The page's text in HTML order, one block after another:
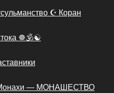
☪️ Коран
☸️🕉️☯️
— МОНАШЕСТВО